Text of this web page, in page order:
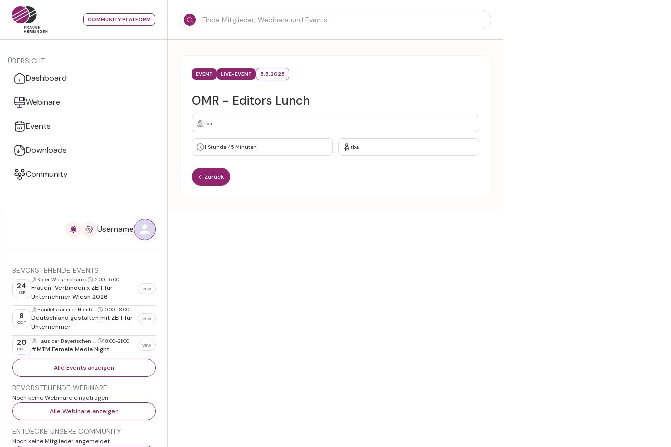
COMMUNITY PLATFORM
ÜBERSICHT
Dashboard
Webinare
Events
Downloads
Community
EVENT LIVE-EVENT 5.5.2025
OMR - Editors Lunch
tba
1 Stunde 45 Minuten tba
Zurück
Username
BEVORSTEHENDE EVENTS
24
SEP
Käfer Wiesnschänke 12:00-15:00
Frauen-Verbinden x ZEIT für
Unternehmer Wiesn 2026
VIEW
8
OCT
Handelskammer Hamburg 10:00-18:00
Deutschland gestalten mit ZEIT für
Unternehmer
VIEW
20
OCT
18:00-21:00
#MTM Female Media Night VIEW
Alle Events anzeigen
BEVORSTEHENDE WEBINARE
Noch keine Webinare eingetragen
Alle Webinare anzeigen
ENTDECKE UNSERE COMMUNITY
Noch keine Mitglieder angemeldet